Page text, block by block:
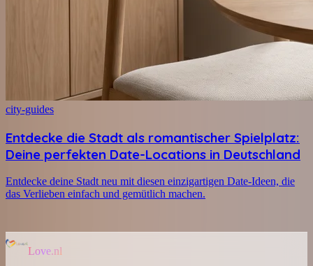
city-guides
Entdecke die Stadt als romantischer Spielplatz:
Deine perfekten Date-Locations in Deutschland
Entdecke deine Stadt neu mit diesen einzigartigen Date-Ideen, die
das Verlieben einfach und gemütlich machen.
Love.nl